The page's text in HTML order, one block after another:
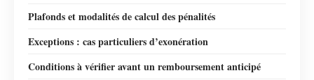
Plafonds et modalités de calcul des pénalités
Exceptions : cas particuliers d’exonération
Conditions à vérifier avant un remboursement anticipé